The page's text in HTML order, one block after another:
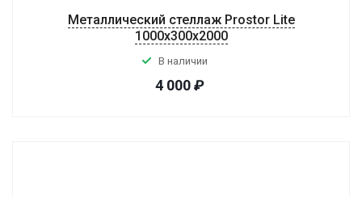
Металлический стеллаж Prostor Lite
1000x300x2000
В наличии
4 000₽